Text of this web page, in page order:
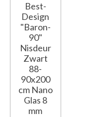
Best-
Design
"Baron-
90"
Nisdeur
Zwart
88-
90x200
cm Nano
Glas 8
mm